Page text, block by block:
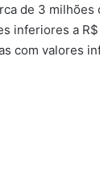
de 3
inferiores a
com valores